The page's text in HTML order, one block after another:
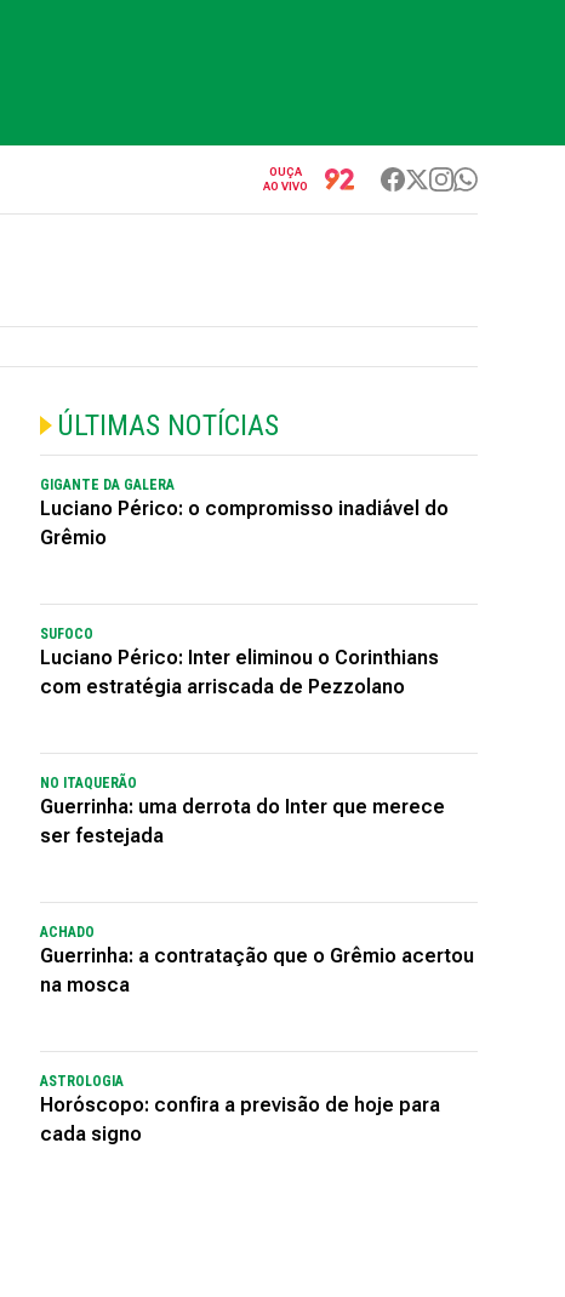
OUÇA
AO VIVO
ÚLTIMAS NOTÍCIAS
GIGANTE DA GALERA
Luciano Périco: o compromisso inadiável do
Grêmio
SUFOCO
Luciano Périco: Inter eliminou o Corinthians
com estratégia arriscada de Pezzolano
NO ITAQUERÃO
Guerrinha: uma derrota do Inter que merece
ser festejada
ACHADO
Guerrinha: a contratação que o Grêmio acertou
na mosca
ASTROLOGIA
Horóscopo: confira a previsão de hoje para
cada signo